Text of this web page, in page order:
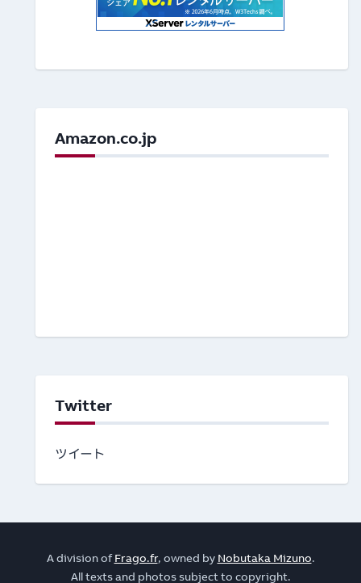
Amazon.co.jp
Twitter
ツイート
A division ofFrago.fr, owned by Nobutaka Mizuno.
All texts and photos subject to copyright.